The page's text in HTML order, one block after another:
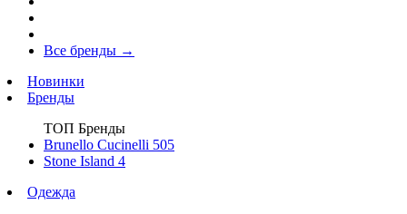
Все бренды →
Новинки
Бренды
ТОП Бренды
Brunello Cucinelli 505
Stone Island 4
Одежда